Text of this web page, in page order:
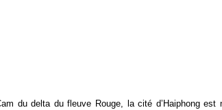
du delta du fleuve Rouge, la cité d’Haiphong est